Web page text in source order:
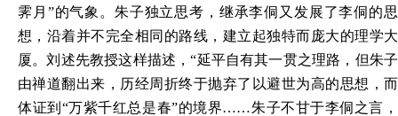
霁月”的气象。朱子独立思考，继承李侗又发展了李侗的思
想， 沿着并不完全相同的路线，建立起独特而庞大的理学大
厦。刘述先教授这样描述，“延平自有其一贯之理路，但朱子
由禅道翻出来，历经周折终于抛弃了 以避世为高的思想，而
体证到“万紫千红总是春”的境界……朱子不甘于李侗之言，